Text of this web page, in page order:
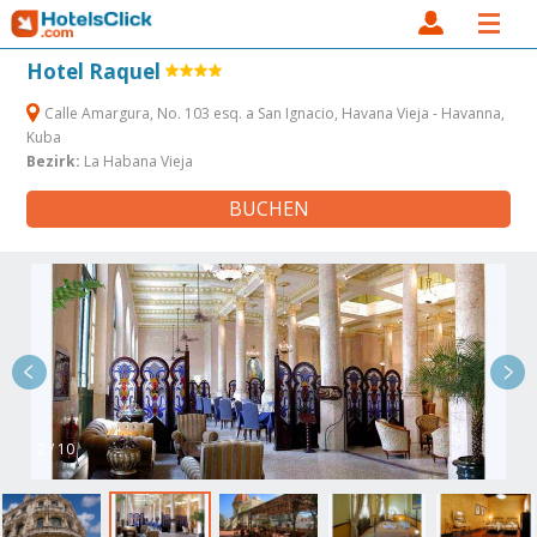
Hotel Raquel
Calle Amargura, No. 103 esq. a San Ignacio, Havana Vieja - Havanna,
Kuba
Bezirk: La Habana Vieja
BUCHEN
2 / 10